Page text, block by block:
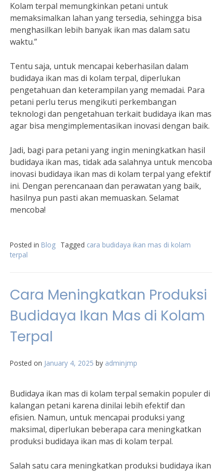
Kolam terpal memungkinkan petani untuk
memaksimalkan lahan yang tersedia, sehingga bisa
menghasilkan lebih banyak ikan mas dalam satu
waktu.”
Tentu saja, untuk mencapai keberhasilan dalam
budidaya ikan mas di kolam terpal, diperlukan
pengetahuan dan keterampilan yang memadai. Para
petani perlu terus mengikuti perkembangan
teknologi dan pengetahuan terkait budidaya ikan mas
agar bisa mengimplementasikan inovasi dengan baik.
Jadi, bagi para petani yang ingin meningkatkan hasil
budidaya ikan mas, tidak ada salahnya untuk mencoba
inovasi budidaya ikan mas di kolam terpal yang efektif
ini. Dengan perencanaan dan perawatan yang baik,
hasilnya pun pasti akan memuaskan. Selamat
mencoba!
Posted in Blog Tagged cara budidaya ikan mas di kolam
terpal
Cara Meningkatkan Produksi
Budidaya Ikan Mas di Kolam
Terpal
Posted on January 4, 2025 by adminjmp
Budidaya ikan mas di kolam terpal semakin populer di
kalangan petani karena dinilai lebih efektif dan
efisien. Namun, untuk mencapai produksi yang
maksimal, diperlukan beberapa cara meningkatkan
produksi budidaya ikan mas di kolam terpal.
Salah satu cara meningkatkan produksi budidaya ikan